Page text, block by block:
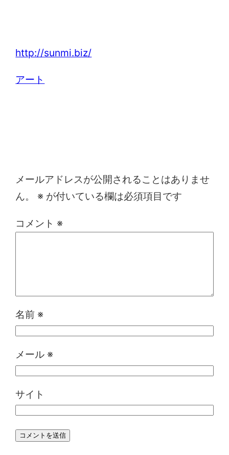
http://sunmi.biz/
アート
メールアドレスが公開されることはありませ
ん。
※ が付いている欄は必須項目です
コメント ※
名前 ※
メール ※
サイト